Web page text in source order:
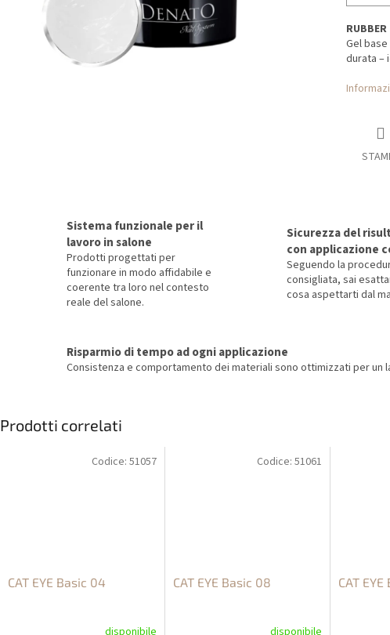
Gel
durata –
Sistema funzionale per il
lavoro in salone
Prodotti progettati per
funzionare in modo affidabile e
coerente tra loro nel contesto
reale del salone.
Sicurezza del
con applicazione
Seguendo la
consigliata, sai
cosa aspettarti dal
Risparmio di tempo ad ogni applicazione
Consistenza e comportamento dei materiali sono ottimizzati per un
Prodotti correlati
CAT EYE Basic 04
disponibile
Codice: 51057
CAT EYE Basic 08
disponibile
Codice: 51061
CAT